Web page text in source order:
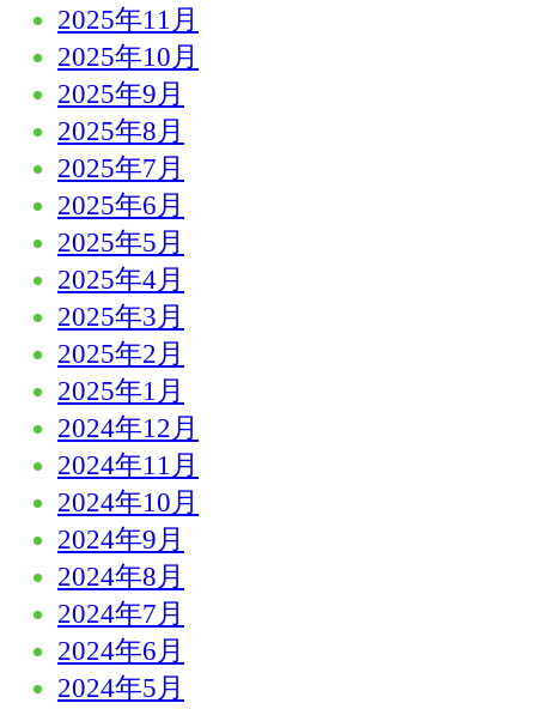
2025年11月
2025年10月
2025年9月
2025年8月
2025年7月
2025年6月
2025年5月
2025年4月
2025年3月
2025年2月
2025年1月
2024年12月
2024年11月
2024年10月
2024年9月
2024年8月
2024年7月
2024年6月
2024年5月